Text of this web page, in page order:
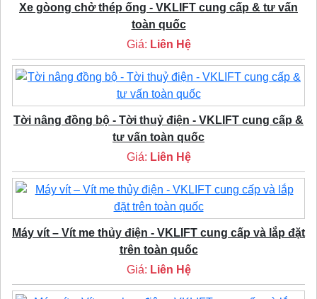
Xe gòong chở thép ống - VKLIFT cung cấp & tư vấn
toàn quốc
Giá: Liên Hệ
Tời nâng đồng bộ - Tời thuỷ điện - VKLIFT cung cấp &
tư vấn toàn quốc
Giá: Liên Hệ
Máy vít – Vít me thủy điện - VKLIFT cung cấp và lắp đặt
trên toàn quốc
Giá: Liên Hệ